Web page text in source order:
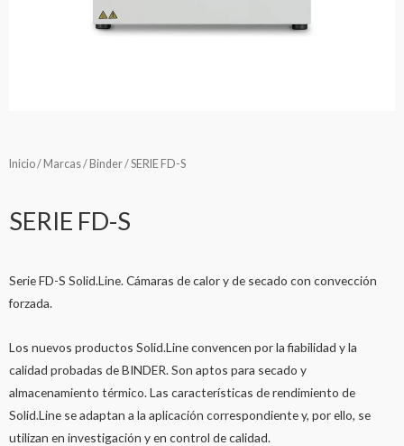
Inicio/ Marcas/ Binder/ SERIE FD-S
SERIE FD-S
Serie FD-S Solid.Line. Cámaras de calor y de secado con convección
forzada.
Los nuevos productos Solid.Line convencen por la fiabilidad y la
calidad probadas de BINDER. Son aptos para secado y
almacenamiento térmico. Las características de rendimiento de
Solid.Line se adaptan a la aplicación correspondiente y, por ello, se
utilizan en investigación y en control de calidad.